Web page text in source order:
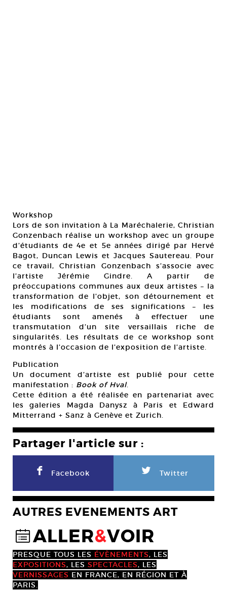
Workshop
Lors de son invitation à La Maréchalerie, Christian
Gonzenbach réalise un workshop avec un groupe
d’étudiants de 4e et 5e années dirigé par Hervé
Bagot, Duncan Lewis et Jacques Sautereau. Pour
ce travail, Christian Gonzenbach s’associe avec
l’artiste Jérémie Gindre. A partir de
préoccupations communes aux deux artistes – la
transformation de l’objet, son détournement et
les modifications de ses significations – les
étudiants sont amenés à effectuer une
transmutation d’un site versaillais riche de
singularités. Les résultats de ce workshop sont
montrés à l’occasion de l’exposition de l’artiste.
Publication
Un document d’artiste est publié pour cette
manifestation : Book of Hval.
Cette édition a été réalisée en partenariat avec
les galeries Magda Danysz à Paris et Edward
Mitterrand + Sanz à Genève et Zurich.
Partager l'article sur :
F Facebook L Twitter
AUTRES EVENEMENTS ART
@ALLER&VOIR
PRESQUE TOUS LES ÉVÈNEMENTS, LES
EXPOSITIONS, LES SPECTACLES, LES
VERNISSAGES EN FRANCE, EN RÉGION ET À
PARIS.